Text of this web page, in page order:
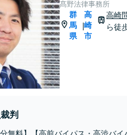
髙野法律事務所
群
馬
県
|
高
崎
市
高崎
ら徒
判